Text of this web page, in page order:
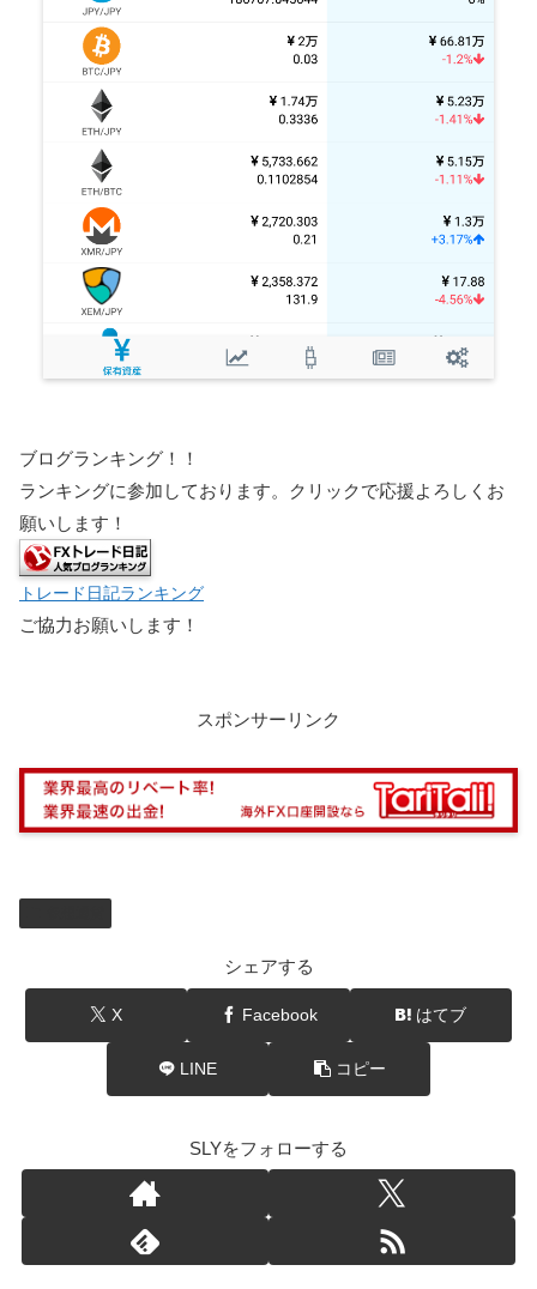
ブログランキング！！
ランキングに参加しております。クリックで応援よろしくお
願いします！
トレード日記ランキング
ご協力お願いします！
スポンサーリンク
シェアする
X Facebook はてブ
LINE コピー
SLYをフォローする